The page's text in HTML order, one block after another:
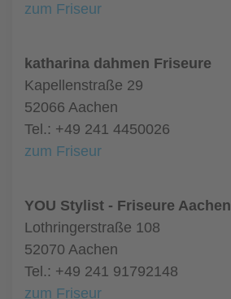
zum Friseur
katharina dahmen Friseure
Kapellenstraße 29
52066 Aachen
Tel.: +49 241 4450026
zum Friseur
YOU Stylist - Friseure Aachen
Lothringerstraße 108
52070 Aachen
Tel.: +49 241 91792148
zum Friseur